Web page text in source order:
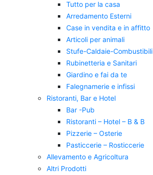
Tutto per la casa
Arredamento Esterni
Case in vendita e in affitto
Articoli per animali
Stufe-Caldaie-Combustibili
Rubinetteria e Sanitari
Giardino e fai da te
Falegnamerie e infissi
Ristoranti, Bar e Hotel
Bar -Pub
Ristoranti – Hotel – B & B
Pizzerie – Osterie
Pasticcerie – Rosticcerie
Allevamento e Agricoltura
Altri Prodotti